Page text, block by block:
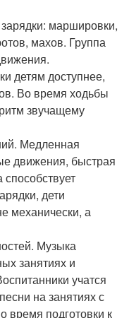
маршировки,
махов. Группа
детям доступнее,
Во время ходьбы
звучащему
Медленная
движения, быстрая
дети
механически, а
Музыка
занятиях и
учатся
на занятиях с
время подготовки к